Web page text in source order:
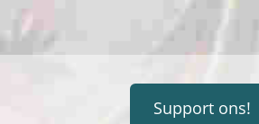
Support ons!